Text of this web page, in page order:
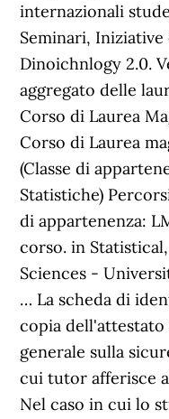
internazionali
Seminari,
Dinoichnlogy 2.0.
aggregato delle
Corso di Laurea
Corso di Laurea
(Classe di
Statistiche)
di appartenenza:
corso. in
Sciences -
… La scheda di
copia
generale sulla
cui tutor afferisce
Nel caso in cui lo